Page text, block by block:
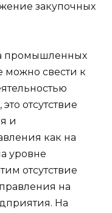
закупочных
промышленных
можно свести к
отсутствие
и
как на
уровне
отсутствие
на
На